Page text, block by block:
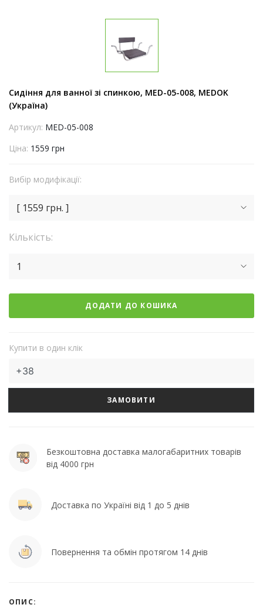
Сидіння для ванної зі спинкою, MED-05-008, MEDOK
(Україна)
Артикул: MED-05-008
Ціна: 1559 грн
Вибір модифікації:
[ 1559 грн. ]
Кількість:
1
ДОДАТИ ДО КОШИКА
Купити в один клік
ЗАМОВИТИ
Безкоштовна доставка малогабаритних товарів
від 4000 грн
Доставка по Україні від 1 до 5 днів
Повернення та обмін протягом 14 днів
ОПИС: